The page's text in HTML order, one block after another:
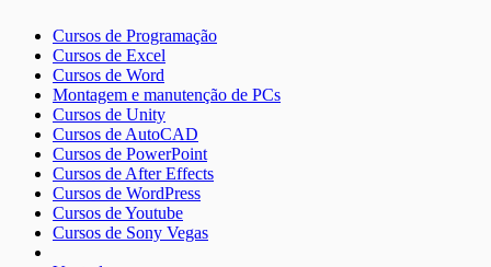
Cursos de Programação
Cursos de Excel
Cursos de Word
Montagem e manutenção de PCs
Cursos de Unity
Cursos de AutoCAD
Cursos de PowerPoint
Cursos de After Effects
Cursos de WordPress
Cursos de Youtube
Cursos de Sony Vegas